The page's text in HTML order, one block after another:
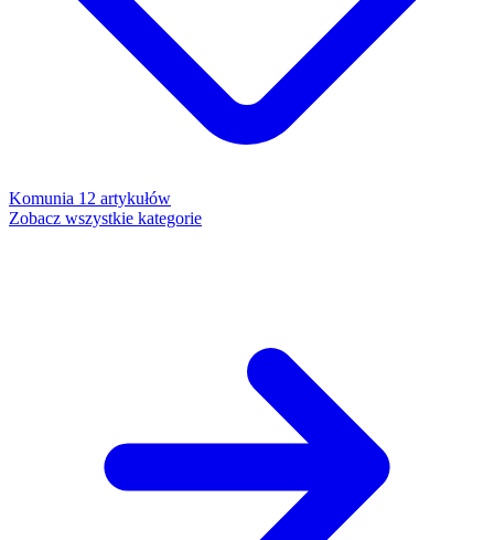
Komunia 12 artykułów
Zobacz wszystkie kategorie